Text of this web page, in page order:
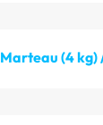
Marteau (4 kg)